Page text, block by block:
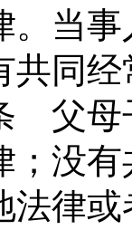
。当
共同
父母
；没
法律